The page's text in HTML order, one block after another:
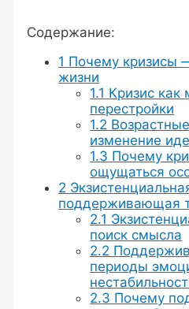
Содержание:
1 Почему кризисы
жизни
1.1 Кризис как
перестройки
1.2
изменение
1.3 Почему
ощущаться
2
поддерживающая
2.1
поиск смысла
2.2
периоды
2.3 Почему